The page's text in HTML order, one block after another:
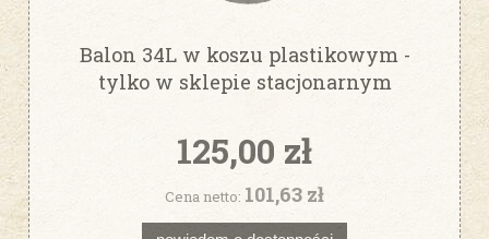
Balon 34L w koszu plastikowym -
tylko w sklepie stacjonarnym
125,00 zł
Cena netto: 101,63 zł